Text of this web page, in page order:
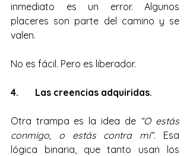
inmediato es un error. Algunos
placeres son parte del camino y se
valen.
No es fácil. Pero es liberador.
4.       Las creencias adquiridas.
Otra trampa es la idea de “O estás
conmigo, o estás contra mí”. Esa
lógica binaria, que tanto usan los